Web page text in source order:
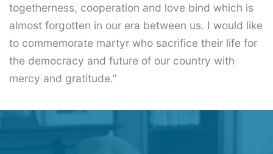
togetherness, cooperation and love bind which is
almost forgotten in our era between us. I would like
to commemorate martyr who sacrifice their life for
the democracy and future of our country with
mercy and gratitude.”